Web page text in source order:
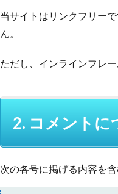
当サイトはリンクフリー
ん。
ただし、インラインフレ
2. コメントに
次の各号に掲げる内容を